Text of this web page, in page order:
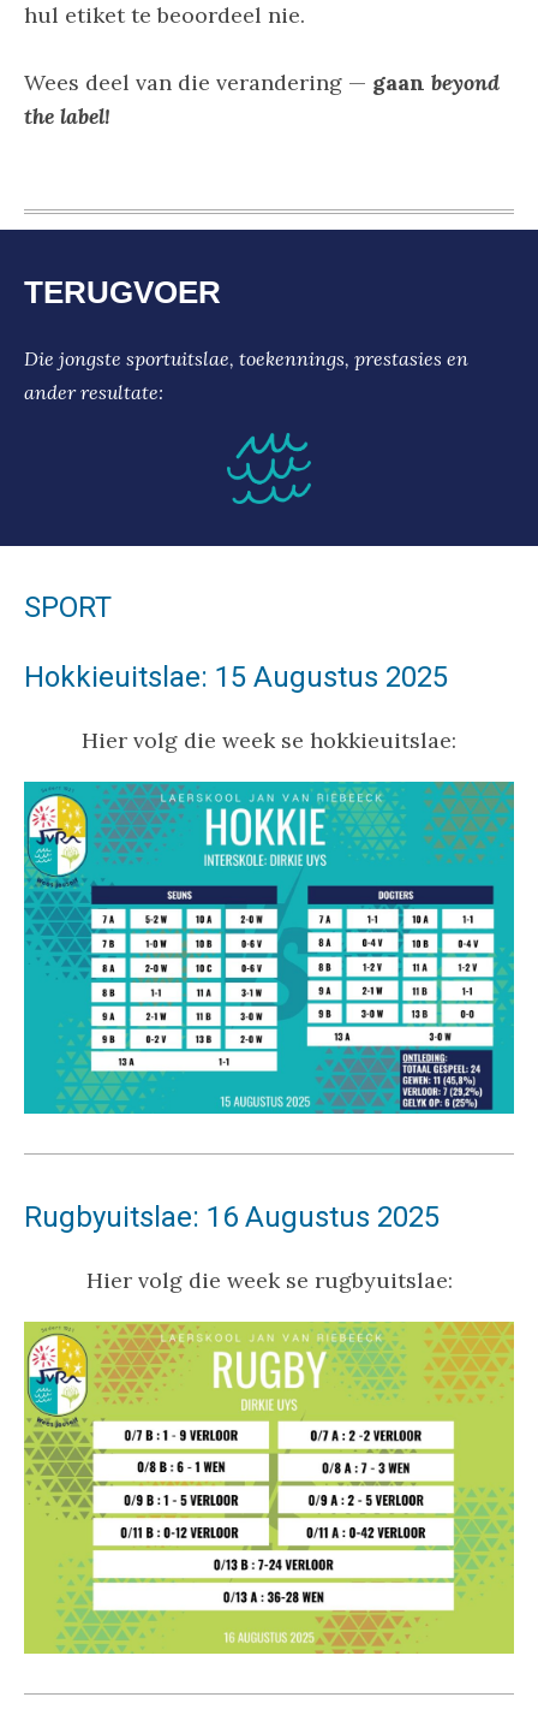
hul etiket te beoordeel nie.
Wees deel van die verandering — gaan beyond
the label!
TERUGVOER
Die jongste sportuitslae, toekennings, prestasies en
ander resultate:
SPORT
Hokkieuitslae: 15 Augustus 2025
Hier volg die week se hokkieuitslae:
Rugbyuitslae: 16 Augustus 2025
Hier volg die week se rugbyuitslae: